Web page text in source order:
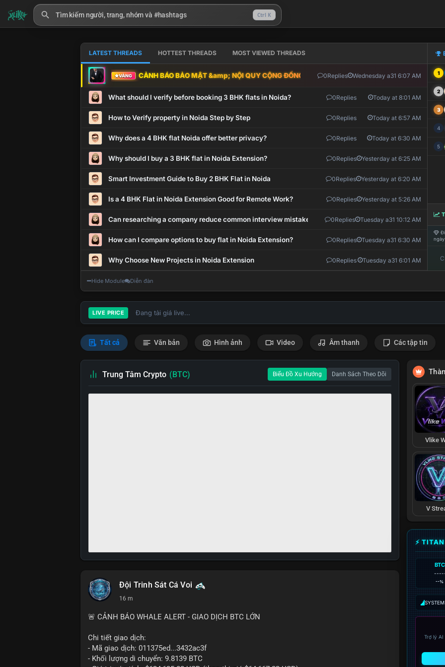
Ctrl K
LATEST THREADS HOTTEST THREADS MOST VIEWED THREADS
VÀNG CẢNH BÁO BẢO MẬT &amp; NỘI QUY CỘNG ĐỒNG VLIKE.VN: HỆ THỐNG GIÁM SÁT TỰ
0Replies Wednesday a31 6:07 AM
What should I verify before booking 3 BHK flats in Noida? 0Replies Today at 8:01 AM
How to Verify property in Noida Step by Step 0Replies Today at 6:57 AM
Why does a 4 BHK flat Noida offer better privacy? 0Replies Today at 6:30 AM
Why should I buy a 3 BHK flat in Noida Extension? 0Replies Yesterday at 6:25 AM
Smart Investment Guide to Buy 2 BHK Flat in Noida 0Replies Yesterday at 6:20 AM
Is a 4 BHK Flat in Noida Extension Good for Remote Work? 0Replies Yesterday at 5:26 AM
Can researching a company reduce common interview mistakes? 0Replies Tuesday a31 10:12 AM
How can I compare options to buy flat in Noida Extension? 0Replies Tuesday a31 6:30 AM
Why Choose New Projects in Noida Extension 0Replies Tuesday a31 6:01 AM
1
2
3
4
5
Hide Module Diễn đàn
LIVE PRICE Đang tải giá live...
Tất cả Văn bản Hình ảnh Video Âm thanh Các tập tin
Trung Tâm Crypto (BTC) Biểu Đồ Xu Hướng Danh Sách Theo Dõi
Đội Trinh Sát Cá Voi
16 m
🚨 CẢNH BÁO WHALE ALERT - GIAO DỊCH BTC LỚN
Chi tiết giao dịch:
- Mã giao dịch: 011375ed...3432ac3f
- Khối lượng di chuyển: 9.8139 BTC
Vlike
V
⚡
BTC
--%
Trợ lý